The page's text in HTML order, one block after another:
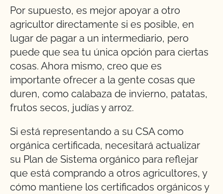
Por supuesto, es mejor apoyar a otro
agricultor directamente si es posible, en
lugar de pagar a un intermediario, pero
puede que sea tu única opción para ciertas
cosas. Ahora mismo, creo que es
importante ofrecer a la gente cosas que
duren, como calabaza de invierno, patatas,
frutos secos, judías y arroz.
Si está representando a su CSA como
orgánica certificada, necesitará actualizar
su Plan de Sistema orgánico para reflejar
que está comprando a otros agricultores, y
cómo mantiene los certificados orgánicos y